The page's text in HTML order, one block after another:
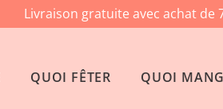
Livraison gratuite avec achat de
QUOI FÊTER QUOI